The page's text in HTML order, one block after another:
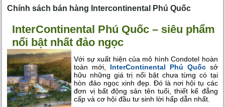
Chính sách bán hàng Intercontinental Phú Quốc
InterContinental Phú Quốc – siêu phẩm
nổi bật nhất đảo ngọc
Với sự xuất hiện của mô hình Condotel hoàn
toàn mới, InterContinental Phú Quốcsở
hữu những giá trị nổi bật chưa từng có tại
hòn đảo ngọc xinh đẹp. Đó là nơi hội tụ các
đơn vị bất động sản tên tuổi, thiết kế đẳng
cấp và cơ hội đầu tư sinh lời hấp dẫn nhất.